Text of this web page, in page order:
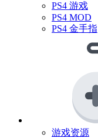
PS4 游戏
PS4 MOD
PS4 金手指
游戏资源